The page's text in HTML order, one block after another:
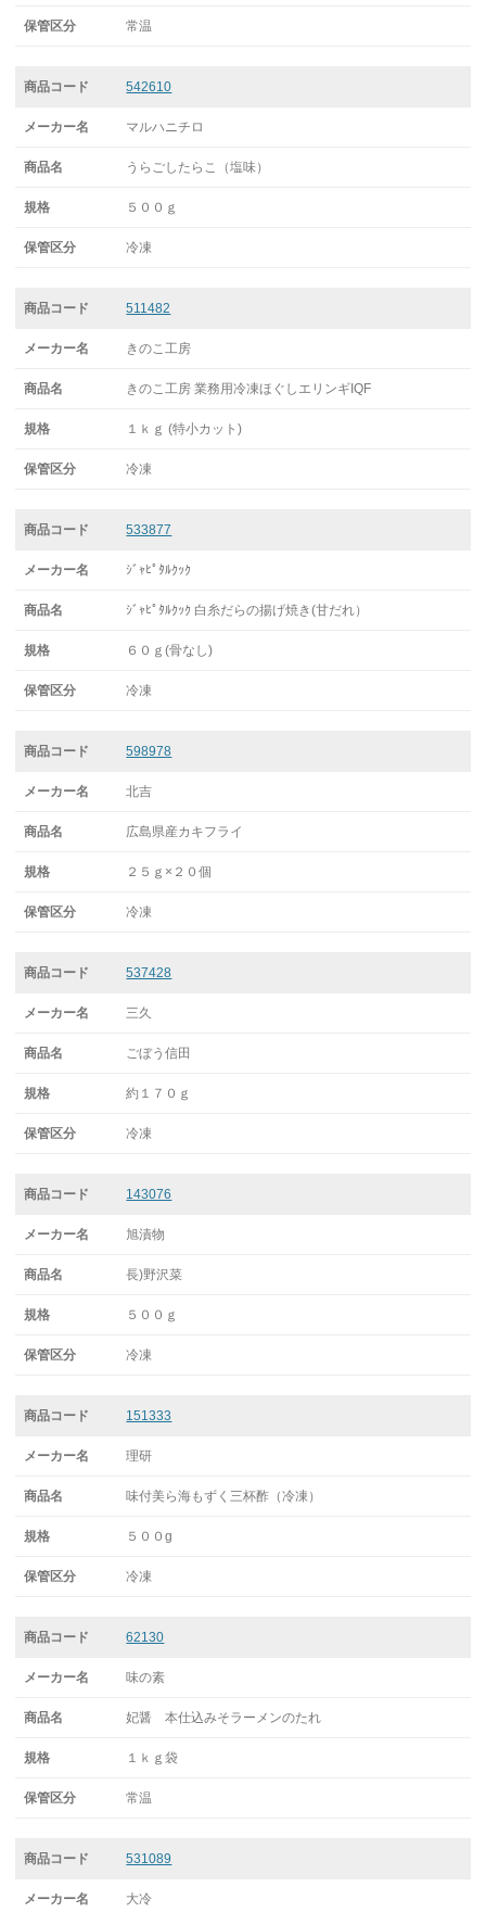
常温
542610
マルハニチロ
うらごしたらこ（塩味）
５００ｇ
冷凍
511482
きのこ工房
きのこ工房 業務用冷凍ほぐしエリンギIQF
１ｋｇ (特小カット)
冷凍
533877
ｼﾞｬﾋﾟﾀﾙｸｯｸ
ｼﾞｬﾋﾟﾀﾙｸｯｸ 白糸だらの揚げ焼き(甘だれ）
６０ｇ(骨なし)
冷凍
598978
北吉
広島県産カキフライ
２５ｇ×２０個
冷凍
537428
三久
ごぼう信田
約１７０ｇ
冷凍
143076
旭漬物
長)野沢菜
５００ｇ
冷凍
151333
理研
味付美ら海もずく三杯酢（冷凍）
５００g
冷凍
62130
味の素
妃醤 本仕込みそラーメンのたれ
１ｋｇ袋
常温
531089
大冷